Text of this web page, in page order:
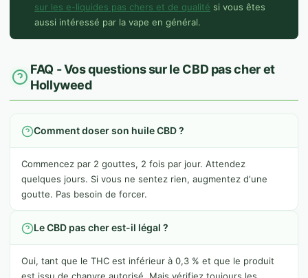
sur les e-liquides pas chers et de qualité si vous êtes
aussi intéressé par la vape en général.
FAQ - Vos questions sur le CBD pas cher et
Hollyweed
Comment doser son huile CBD ?
Commencez par 2 gouttes, 2 fois par jour. Attendez
quelques jours. Si vous ne sentez rien, augmentez d'une
goutte. Pas besoin de forcer.
Le CBD pas cher est-il légal ?
Oui, tant que le THC est inférieur à 0,3 % et que le produit
est issu de chanvre autorisé. Mais vérifiez toujours les